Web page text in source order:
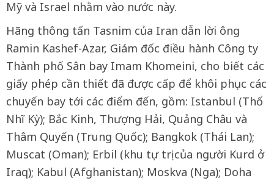
Mỹ và Israel nhằm vào nước này.
Hãng thông tấn Tasnim của Iran dẫn lời ông
Ramin Kashef-Azar, Giám đốc điều hành Công ty
Thành phố Sân bay Imam Khomeini, cho biết các
giấy phép cần thiết đã được cấp để khôi phục các
chuyến bay tới các điểm đến, gồm: Istanbul (Thổ
Nhĩ Kỳ); Bắc Kinh, Thượng Hải, Quảng Châu và
Thâm Quyến (Trung Quốc); Bangkok (Thái Lan);
Muscat (Oman); Erbil (khu tự trị của người Kurd ở
Iraq); Kabul (Afghanistan); Moskva (Nga); Doha